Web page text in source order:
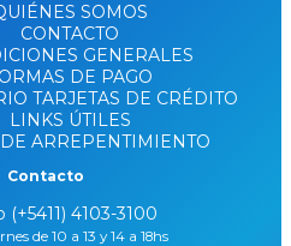
SOMOS
CONTACTO
GENERALES
DE PAGO
TARJETAS DE CRÉDITO
LINKS ÚTILES
ARREPENTIMIENTO
Contacto
(+5411) 4103-3100
de 10 a 13 y 14 a 18hs